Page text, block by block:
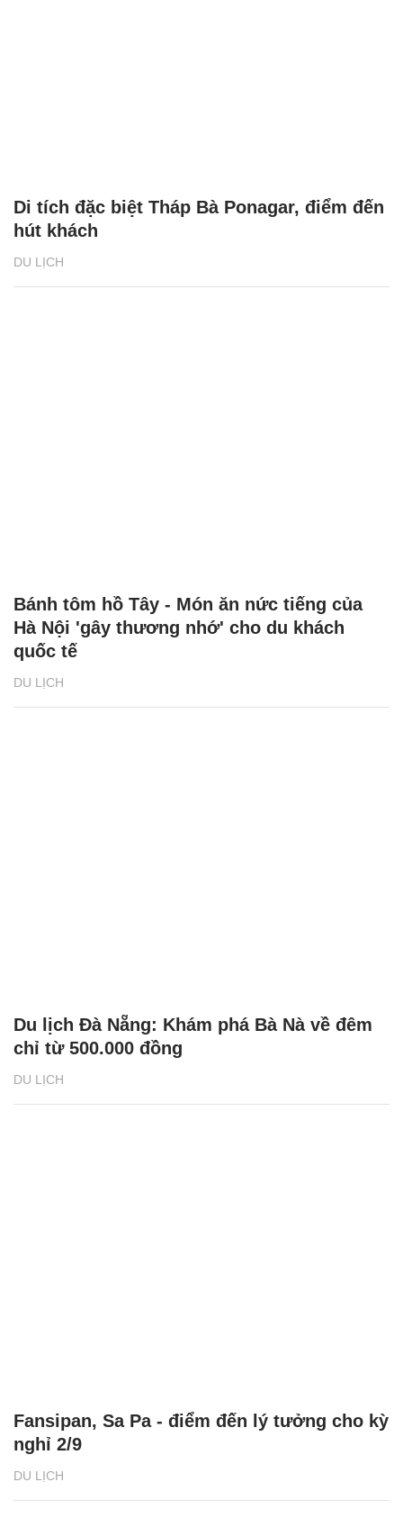
DU LỊCH
Di tích đặc biệt Tháp Bà Ponagar, điểm đến
hút khách
DU LỊCH
Bánh tôm hồ Tây - Món ăn nức tiếng của
Hà Nội 'gây thương nhớ' cho du khách
quốc tế
DU LỊCH
Du lịch Đà Nẵng: Khám phá Bà Nà về đêm
chỉ từ 500.000 đồng
DU LỊCH
Fansipan, Sa Pa - điểm đến lý tưởng cho kỳ
nghỉ 2/9